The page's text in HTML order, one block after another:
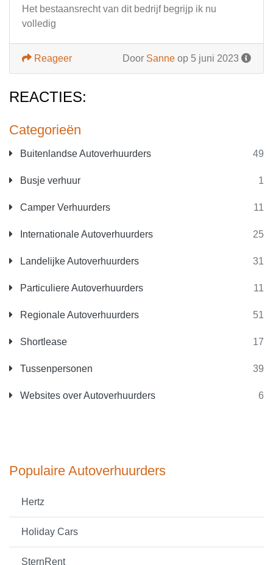
Categorieën
Buitenlandse Autoverhuurders 49
Busje verhuur 1
Camper Verhuurders 11
Internationale Autoverhuurders 25
Landelijke Autoverhuurders 31
Particuliere Autoverhuurders 11
Regionale Autoverhuurders 51
Shortlease 17
Tussenpersonen 39
Websites over Autoverhuurders 6
Populaire Autoverhuurders
Hertz
Holiday Cars
SternRent
Het bestaansrecht van dit bedrijf begrijp ik nu
volledig
Door Sanne op 5 juni 2023
Reageer
REACTIES: